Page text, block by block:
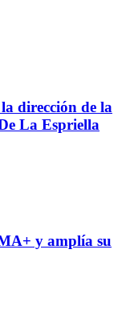
dirección de la
La Espriella
y amplía su